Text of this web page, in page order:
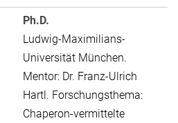
Ph.D.
Ludwig-Maximilians-
Universität München.
Mentor: Dr. Franz-Ulrich
Hartl. Forschungsthema:
Chaperon-vermittelte